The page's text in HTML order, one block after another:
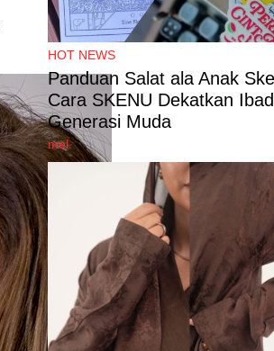
HOT NEWS
Panduan Salat ala Anak
Cara SKENU Dekatkan
Generasi Muda
mel